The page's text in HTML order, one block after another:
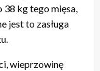
38 kg tego mięsa,
jest to zasługa
wieprzowinę